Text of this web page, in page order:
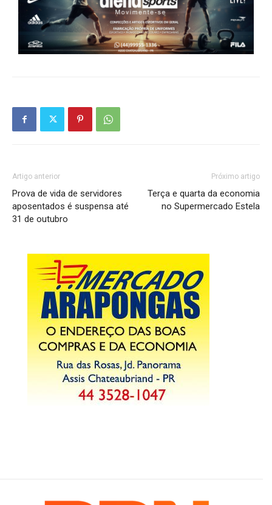
Artigo anterior
Prova de vida de servidores
aposentados é suspensa até
31 de outubro
Próximo artigo
Terça e quarta da economia
no Supermercado Estela